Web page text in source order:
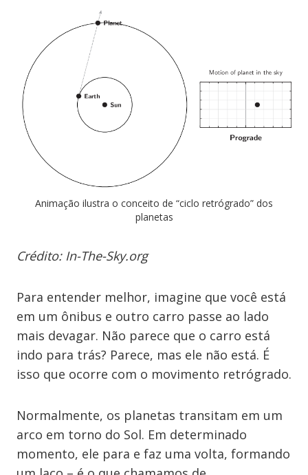
Animação ilustra o conceito de “ciclo retrógrado” dos
planetas
Crédito: In-The-Sky.org
Para entender melhor, imagine que você está
em um ônibus e outro carro passe ao lado
mais devagar. Não parece que o carro está
indo para trás? Parece, mas ele não está. É
isso que ocorre com o movimento retrógrado.
Normalmente, os planetas transitam em um
arco em torno do Sol. Em determinado
momento, ele para e faz uma volta, formando